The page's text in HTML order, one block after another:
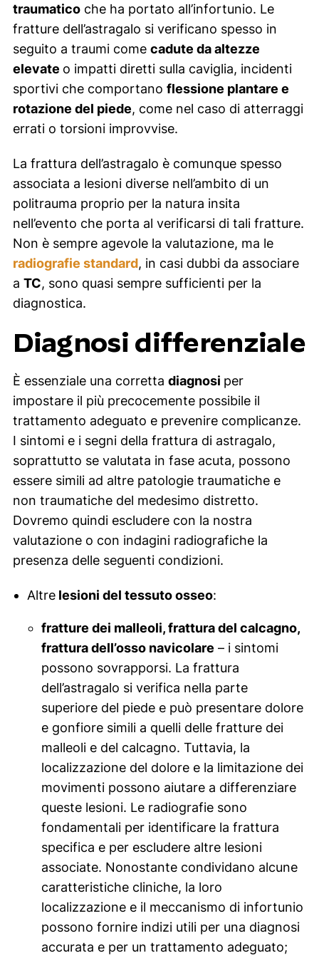
traumaticoche ha portato all’infortunio. Le
fratture dell’astragalo si verificano spesso in
seguito a traumi come cadute da altezze
elevate o impatti diretti sulla caviglia, incidenti
sportivi che comportano flessione plantare e
rotazione del piede, come nel caso di atterraggi
errati o torsioni improvvise.
La frattura dell’astragalo è comunque spesso
associata a lesioni diverse nell’ambito di un
politrauma proprio per la natura insita
nell’evento che porta al verificarsi di tali fratture.
Non è sempre agevole la valutazione, ma le
radiografie standard, in casi dubbi da associare
a TC, sono quasi sempre sufficienti per la
diagnostica.
Diagnosi differenziale
È essenziale una corretta diagnosi per
impostare il più precocemente possibile il
trattamento adeguato e prevenire complicanze.
I sintomi e i segni della frattura di astragalo,
soprattutto se valutata in fase acuta, possono
essere simili ad altre patologie traumatiche e
non traumatiche del medesimo distretto.
Dovremo quindi escludere con la nostra
valutazione o con indagini radiografiche la
presenza delle seguenti condizioni.
Altrelesioni del tessuto osseo:
fratture dei malleoli, frattura del calcagno,
frattura dell’osso navicolare – i sintomi
possono sovrapporsi. La frattura
dell’astragalo si verifica nella parte
superiore del piede e può presentare dolore
e gonfiore simili a quelli delle fratture dei
malleoli e del calcagno. Tuttavia, la
localizzazione del dolore e la limitazione dei
movimenti possono aiutare a differenziare
queste lesioni. Le radiografie sono
fondamentali per identificare la frattura
specifica e per escludere altre lesioni
associate. Nonostante condividano alcune
caratteristiche cliniche, la loro
localizzazione e il meccanismo di infortunio
possono fornire indizi utili per una diagnosi
accurata e per un trattamento adeguato;